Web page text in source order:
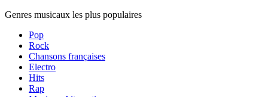
Genres musicaux les plus populaires
Pop
Rock
Chansons françaises
Electro
Hits
Rap